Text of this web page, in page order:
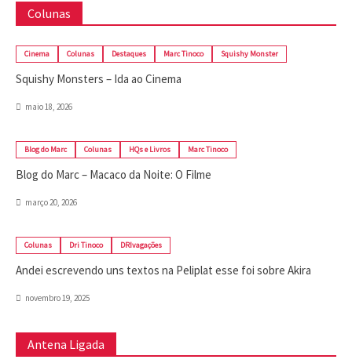
Colunas
Cinema Colunas Destaques Marc Tinoco Squishy Monster
Squishy Monsters – Ida ao Cinema
maio 18, 2026
Blog do Marc Colunas HQs e Livros Marc Tinoco
Blog do Marc – Macaco da Noite: O Filme
março 20, 2026
Colunas Dri Tinoco DRIvagações
Andei escrevendo uns textos na Peliplat esse foi sobre Akira
novembro 19, 2025
Antena Ligada